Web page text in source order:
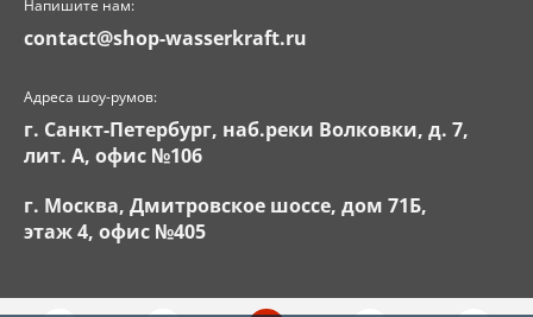
Напишите нам:
contact@shop-wasserkraft.ru
Адреса шоу-румов:
г. Санкт-Петербург, наб.реки Волковки, д. 7,
лит. А, офис №106
г. Москва, Дмитровское шоссе, дом 71Б,
этаж 4, офис №405